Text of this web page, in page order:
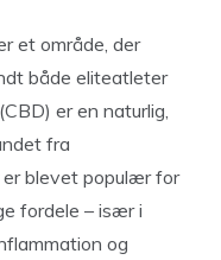
et område, der
både eliteatleter
er en naturlig,
fra
er blevet populær for
fordele – især i
og